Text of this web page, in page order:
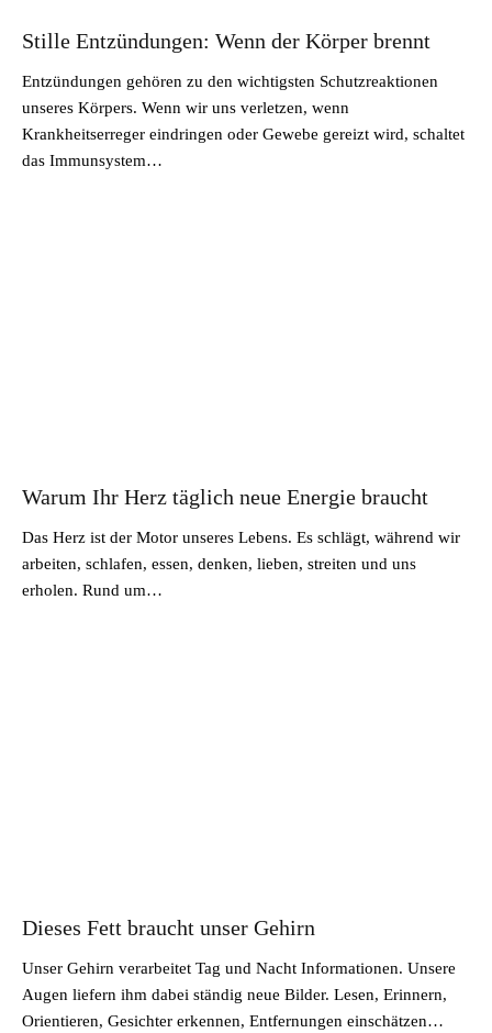
Stille Entzündungen: Wenn der Körper brennt
Entzündungen gehören zu den wichtigsten Schutzreaktionen
unseres Körpers. Wenn wir uns verletzen, wenn
Krankheitserreger eindringen oder Gewebe gereizt wird, schaltet
das Immunsystem…
Warum Ihr Herz täglich neue Energie braucht
Das Herz ist der Motor unseres Lebens. Es schlägt, während wir
arbeiten, schlafen, essen, denken, lieben, streiten und uns
erholen. Rund um…
Dieses Fett braucht unser Gehirn
Unser Gehirn verarbeitet Tag und Nacht Informationen. Unsere
Augen liefern ihm dabei ständig neue Bilder. Lesen, Erinnern,
Orientieren, Gesichter erkennen, Entfernungen einschätzen…